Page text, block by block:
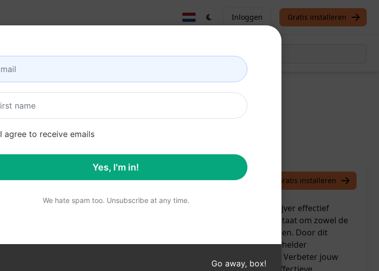
Inloggen Gratis installeren
Over
4,250
0 2,018
Samenvatting Gratis installeren
Met deze slimme schrijfopdracht kan een deskundige schrijver effectief
communiceren in sociale wetenschappen. Het stelt hen in staat om zowel de
algemene lezer als de academische gemeenschap te bereiken. Door dit
krachtige instrument te gebruiken, kan je jouw boodschap helder
overbrengen en je publiek op een dieper niveau betrekken. Verbeter jouw
I agree to receive emails
Yes, I'm in!
We hate spam too. Unsubscribe at any time.
Go away, box!